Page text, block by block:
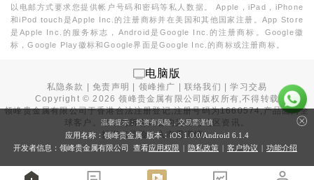
以电邮方式要求您提供帐户号码和密码等私人数据。 Apple，iPad，iPhone
和iPod touch是Apple Inc.的注册商标并在美国和其他国家注册。App Store
是Apple Inc.的服务标志，Android是Google Inc.的注册商标。Google徽
标，Google Play徽标和Google界面是Google Inc.的商标或注册商标。
电脑版
私隐条款 |免责声明 领峰推广 |联络我们 |学习交易
Copyright ©2026 领峰贵金属有限公司版权所有,不得转载
领峰贵金属有限公司于香港合法注册登记,注册号码为1660574,产品面向全
球客户。本站内所有内容均为香港地区资讯。
投资有风险，入市需谨慎。
温馨提示：投资有风险，交易需谨慎
应用名称：领峰贵金属 版本：iOS 1.0.0/Android 6.1.4
开发者信息：领峰贵金属有限公司 查看应用权限 | 隐私政策 | 客户协议 | 功能介绍